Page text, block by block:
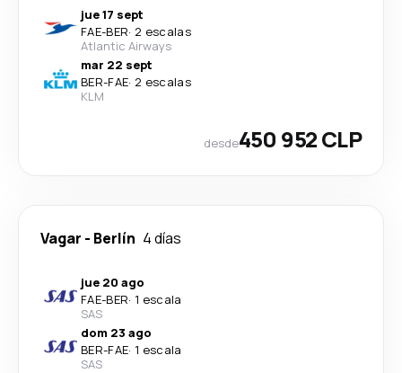
jue 17 sept
FAE-BER· 2 escalas
Atlantic Airways
mar 22 sept
BER-FAE· 2 escalas
KLM
desde450 952 CLP
Vagar - Berlín 4 días
jue 20 ago
FAE-BER· 1 escala
SAS
dom 23 ago
BER-FAE· 1 escala
SAS